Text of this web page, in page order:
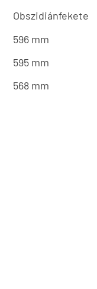
Obszidiánfekete
596 mm
595 mm
568 mm